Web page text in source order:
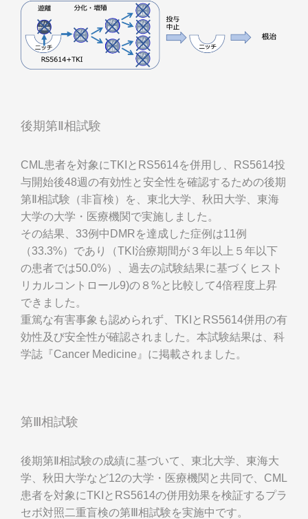
後期第Ⅱ相試験
CML患者を対象にTKIとRS5614を併用し、RS5614投
与開始後48週の有効性と安全性を確認するための後期
第Ⅱ相試験（非盲検）を、東北大学、秋田大学、東海
大学の大学・医療機関で実施しました。
その結果、33例中DMRを達成した症例は11例
（33.3%）であり（TKI治療期間が３年以上５年以下
の患者では50.0%）、過去の試験結果に基づくヒスト
リカルコントロール9)の８%と比較して4倍程度上昇
できました。
重篤な有害事象も認められず、TKIとRS5614併用の有
効性及び安全性が確認されました。本試験結果は、科
学誌『Cancer Medicine』に掲載されました。
第Ⅲ相試験
後期第Ⅱ相試験の成績に基づいて、東北大学、東海大
学、秋田大学など12の大学・医療機関と共同で、CML
患者を対象にTKIとRS5614の併用効果を検証するプラ
セボ対照二重盲検の第Ⅲ相試験を実施中です。